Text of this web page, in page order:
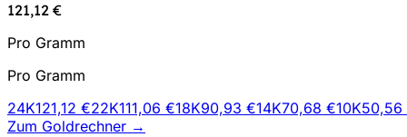
121,12 €
Pro Gramm
Pro Gramm
24K121,12 €22K111,06 €18K90,93 €14K70,68 €10K50,56
Zum Goldrechner →